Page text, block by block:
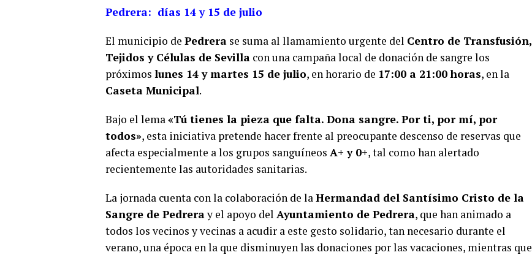
Pedrera: días 14 y 15 de julio
El municipio de Pedrera se suma al llamamiento urgente del Centro de Transfusión,
Tejidos y Células de Sevilla con una campaña local de donación de sangre los
próximos lunes 14 y martes 15 de julio, en horario de 17:00 a 21:00 horas, en la
Caseta Municipal.
Bajo el lema«Tú tienes la pieza que falta. Dona sangre. Por ti, por mí, por
todos», esta iniciativa pretende hacer frente al preocupante descenso de reservas que
afecta especialmente a los grupos sanguíneos A+ y 0+, tal como han alertado
recientemente las autoridades sanitarias.
La jornada cuenta con la colaboración de laHermandad del Santísimo Cristo de la
Sangre de Pedreray el apoyo del Ayuntamiento de Pedrera, que han animado a
todos los vecinos y vecinas a acudir a este gesto solidario, tan necesario durante el
verano, una época en la que disminuyen las donaciones por las vacaciones, mientras que